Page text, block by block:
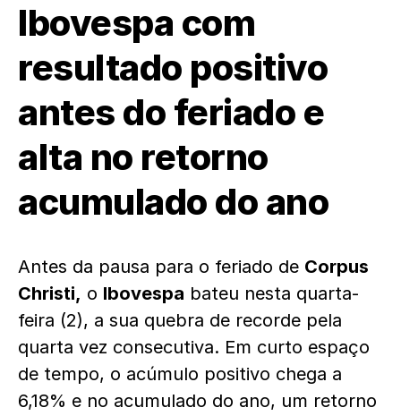
Ibovespa com
resultado positivo
antes do feriado e
alta no retorno
acumulado do ano
Antes da pausa para o feriado de Corpus
Christi, o Ibovespa bateu nesta quarta-
feira (2), a sua quebra de recorde pela
quarta vez consecutiva. Em curto espaço
de tempo, o acúmulo positivo chega a
6,18% e no acumulado do ano, um retorno